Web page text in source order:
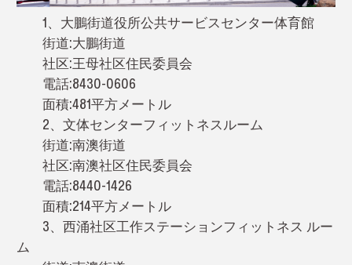
1、大鵬街道役所公共サービスセンター体育館
街道:大鵬街道
社区:王母社区住民委員会
電話:8430-0606
面積:481平方メートル
2、文体センターフィットネスルーム
街道:南澳街道
社区:南澳社区住民委員会
電話:8440-1426
面積:214平方メートル
3、西涌社区工作ステーションフィットネス ルー
ム